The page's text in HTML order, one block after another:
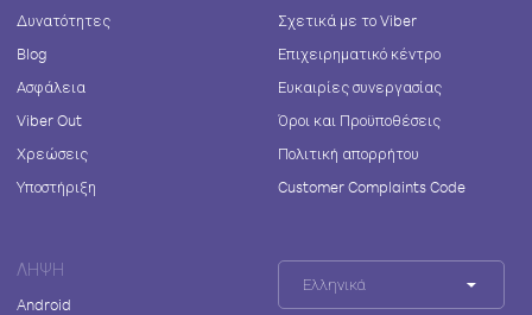
Δυνατότητες
Blog
Ασφάλεια
Viber Out
Χρεώσεις
Υποστήριξη
Σχετικά με το Viber
Επιχειρηματικό κέντρο
Ευκαιρίες συνεργασίας
Όροι και Προϋποθέσεις
Πολιτική απορρήτου
Customer Complaints Code
ΛΉΨΗ
Android
Ελληνικά